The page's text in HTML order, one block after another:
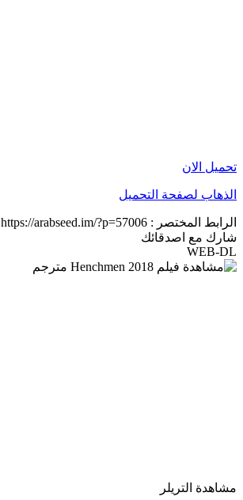
تحميل الان
الذهاب لصفحة التحميل
الرابط المختصر : https://arabseed.im/?p=57006
شارك مع اصدقائك
WEB-DL
مشاهدة التريلر